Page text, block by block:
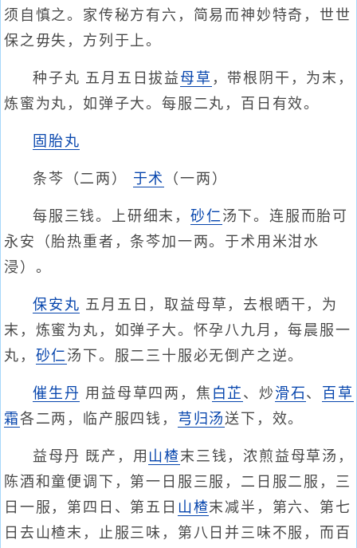
须自慎之。家传秘方有六，简易而神妙特奇，世世
保之毋失，方列于上。
种子丸 五月五日拔益 母草 ，带根阴干，为末，
炼蜜为丸，如弹子大。每服二丸，百日有效。
固胎丸
条芩（二两） 于术 （一两）
每服三钱。上研细末，砂仁汤下。连服而胎可
永安（胎热重者，条芩加一两。于术用米泔水
浸）。
保安丸 五月五日，取益母草，去根晒干，为
末，炼蜜为丸，如弹子大。怀孕八九月，每晨服一
丸， 砂仁汤下。服二三十服必无倒产之逆。
催生丹 用益母草四两，焦 白芷 、炒 滑石 、
百草
霜各二两，临产服四钱， 芎归汤 送下，效。
益母丹 既产，用 山楂末三钱，浓煎益母草汤，
陈酒和童便调下，第一日服三服，二日服二服，三
日一服，第四日、第五日 山楂末减半，第六、第七
日去山楂末，止服三味，第八日并三味不服，而百